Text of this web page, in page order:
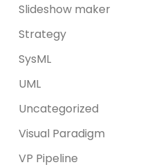
Slideshow maker
Strategy
SysML
UML
Uncategorized
Visual Paradigm
VP Pipeline